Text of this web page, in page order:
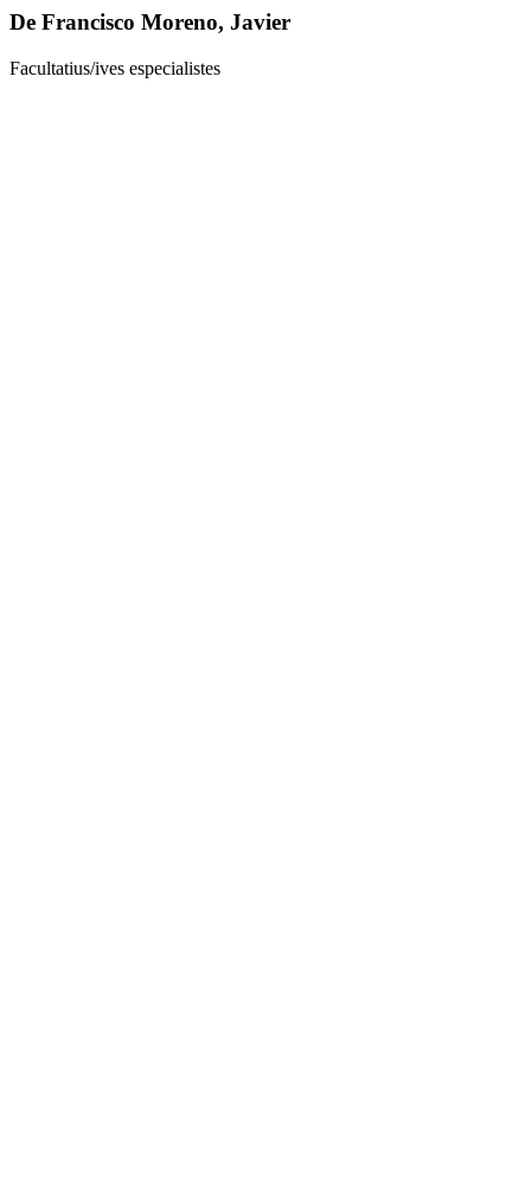
De Francisco Moreno, Javier
Facultatius/ives especialistes